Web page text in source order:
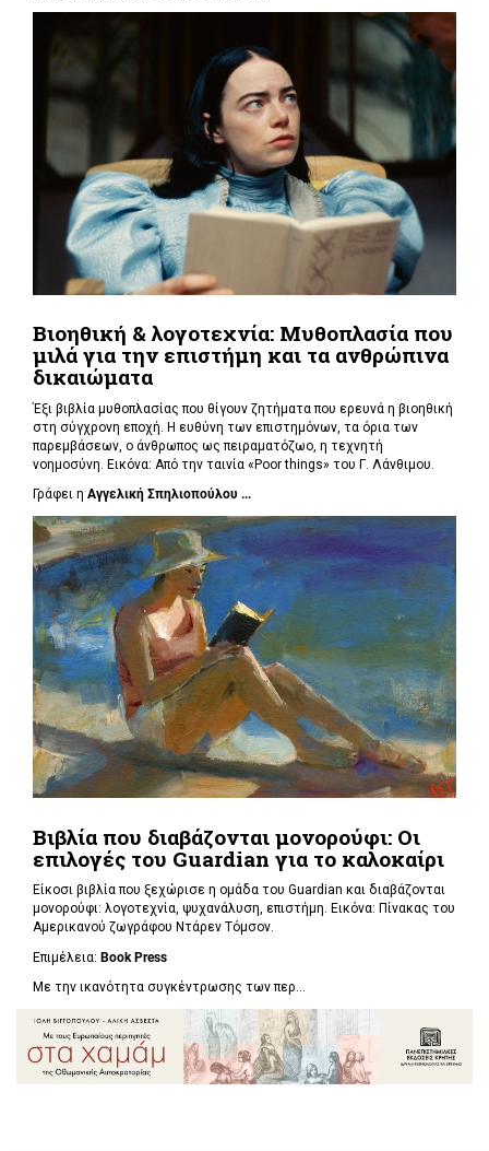
Βιοηθική & λογοτεχνία: Μυθοπλασία που
μιλά για την επιστήμη και τα ανθρώπινα
δικαιώματα
Έξι βιβλία μυθοπλασίας που θίγουν ζητήματα που ερευνά η βιοηθική
στη σύγχρονη εποχή. Η ευθύνη των επιστημόνων, τα όρια των
παρεμβάσεων, ο άνθρωπος ως πειραματόζωο, η τεχνητή
νοημοσύνη. Εικόνα: Από την ταινία «Poor things» του Γ. Λάνθιμου.
Γράφει η Αγγελική Σπηλιοπούλου ...
Βιβλία που διαβάζονται μονορούφι: Οι
επιλογές του Guardian για το καλοκαίρι
Είκοσι βιβλία που ξεχώρισε η ομάδα του Guardian και διαβάζονται
μονορούφι: λογοτεχνία, ψυχανάλυση, επιστήμη. Εικόνα: Πίνακας του
Αμερικανού ζωγράφου Ντάρεν Τόμσον.
Επιμέλεια: Book Press
Με την ικανότητα συγκέντρωσης των περ...